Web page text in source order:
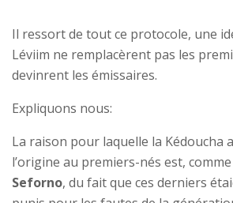
Il ressort de tout ce protocole, une
Léviim ne remplacèrent pas les
devinrent les émissaires.
Expliquons nous:
La raison pour laquelle la Kédoucha
l’origine au premiers-nés est, comme
Seforno, du fait que ces derniers